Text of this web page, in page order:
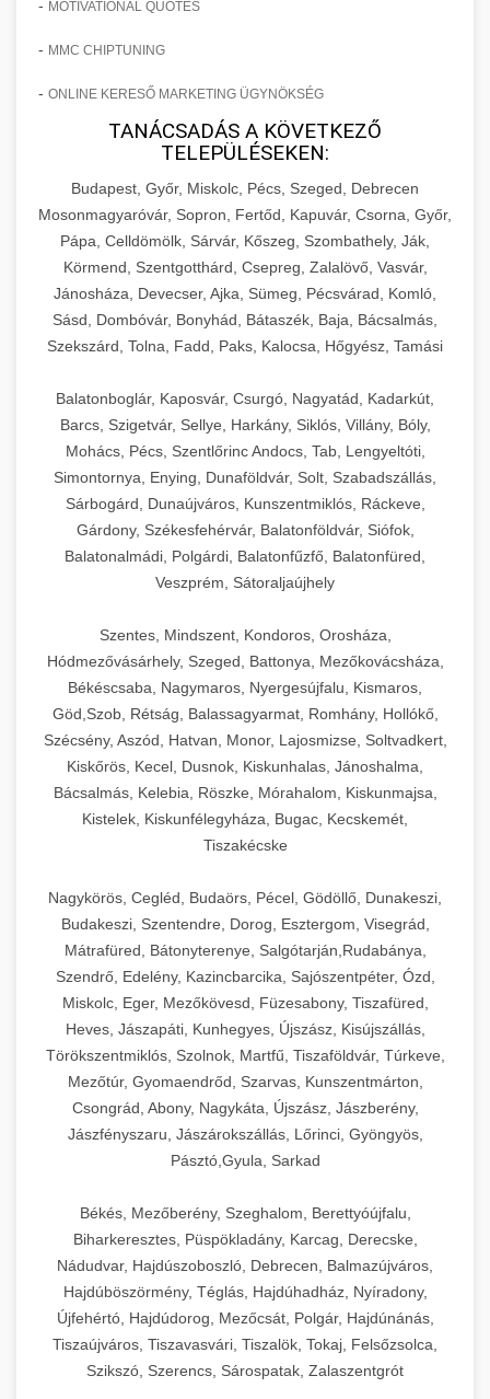
- MOTIVATIONAL QUOTES
- MMC CHIPTUNING
- ONLINE KERESŐ MARKETING ÜGYNÖKSÉG
TANÁCSADÁS A KÖVETKEZŐ
TELEPÜLÉSEKEN:
Budapest, Győr, Miskolc, Pécs, Szeged, Debrecen
Mosonmagyaróvár, Sopron, Fertőd, Kapuvár, Csorna, Győr,
Pápa, Celldömölk, Sárvár, Kőszeg, Szombathely, Ják,
Körmend, Szentgotthárd, Csepreg, Zalalövő, Vasvár,
Jánosháza, Devecser, Ajka, Sümeg, Pécsvárad, Komló,
Sásd, Dombóvár, Bonyhád, Bátaszék, Baja, Bácsalmás,
Szekszárd, Tolna, Fadd, Paks, Kalocsa, Hőgyész, Tamási
Balatonboglár, Kaposvár, Csurgó, Nagyatád, Kadarkút,
Barcs, Szigetvár, Sellye, Harkány, Siklós, Villány, Bóly,
Mohács, Pécs, Szentlőrinc Andocs, Tab, Lengyeltóti,
Simontornya, Enying, Dunaföldvár, Solt, Szabadszállás,
Sárbogárd, Dunaújváros, Kunszentmiklós, Ráckeve,
Gárdony, Székesfehérvár, Balatonföldvár, Siófok,
Balatonalmádi, Polgárdi, Balatonfűzfő, Balatonfüred,
Veszprém, Sátoraljaújhely
Szentes, Mindszent, Kondoros, Orosháza,
Hódmezővásárhely, Szeged, Battonya, Mezőkovácsháza,
Békéscsaba, Nagymaros, Nyergesújfalu, Kismaros,
Göd,Szob, Rétság, Balassagyarmat, Romhány, Hollókő,
Szécsény, Aszód, Hatvan, Monor, Lajosmizse, Soltvadkert,
Kiskőrös, Kecel, Dusnok, Kiskunhalas, Jánoshalma,
Bácsalmás, Kelebia, Röszke, Mórahalom, Kiskunmajsa,
Kistelek, Kiskunfélegyháza, Bugac, Kecskemét,
Tiszakécske
Nagykörös, Cegléd, Budaörs, Pécel, Gödöllő, Dunakeszi,
Budakeszi, Szentendre, Dorog, Esztergom, Visegrád,
Mátrafüred, Bátonyterenye, Salgótarján,Rudabánya,
Szendrő, Edelény, Kazincbarcika, Sajószentpéter, Ózd,
Miskolc, Eger, Mezőkövesd, Füzesabony, Tiszafüred,
Heves, Jászapáti, Kunhegyes, Újszász, Kisújszállás,
Törökszentmiklós, Szolnok, Martfű, Tiszaföldvár, Túrkeve,
Mezőtúr, Gyomaendrőd, Szarvas, Kunszentmárton,
Csongrád, Abony, Nagykáta, Újszász, Jászberény,
Jászfényszaru, Jászárokszállás, Lőrinci, Gyöngyös,
Pásztó,Gyula, Sarkad
Békés, Mezőberény, Szeghalom, Berettyóújfalu,
Biharkeresztes, Püspökladány, Karcag, Derecske,
Nádudvar, Hajdúszoboszló, Debrecen, Balmazújváros,
Hajdúböszörmény, Téglás, Hajdúhadház, Nyíradony,
Újfehértó, Hajdúdorog, Mezőcsát, Polgár, Hajdúnánás,
Tiszaújváros, Tiszavasvári, Tiszalök, Tokaj, Felsőzsolca,
Szikszó, Szerencs, Sárospatak, Zalaszentgrót